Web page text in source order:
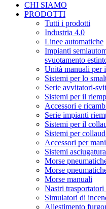
CHI SIAMO
PRODOTTI
Tutti i prodotti
Industria 4.0
Linee automatiche
Impianti
svuotamento
Unità manuali per
Sistemi per lo
Serie avvitatori-
Sistemi per il
Accessori e
Serie impianti
Sistemi per il
Sistemi per
Accessori per
Sistemi
Morse
Morse
Morse manuali
Nastri
Simulatori di
Allestimento